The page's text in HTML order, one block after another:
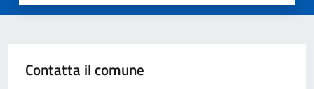
Contatta il comune